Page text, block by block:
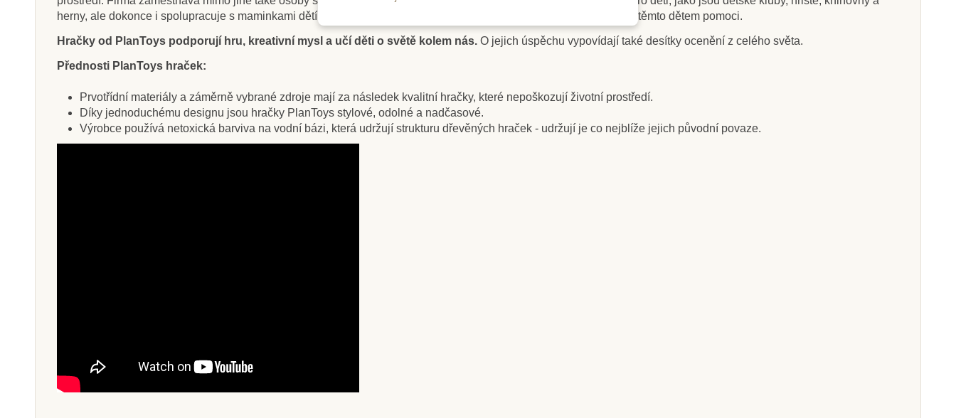
herny, ale dokonce i spolupracuje s maminkami dětí s různým postižením a spolu s nimi vytváří hračky, které mohou těmto dětem pomoci.
Hračky od PlanToys podporují hru, kreativní mysl a učí děti o světě kolem nás. O jejich úspěchu vypovídají také desítky ocenění z celého světa.
Přednosti PlanToys hraček:
Prvotřídní materiály a záměrně vybrané zdroje mají za následek kvalitní hračky, které nepoškozují životní prostředí.
Díky jednoduchému designu jsou hračky PlanToys stylové, odolné a nadčasové.
Výrobce používá netoxická barviva na vodní bázi, která udržují strukturu dřevěných hraček - udržují je co nejblíže jejich původní povaze.